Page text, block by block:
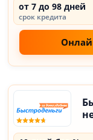
от 7 до 98 дней
срок кредита